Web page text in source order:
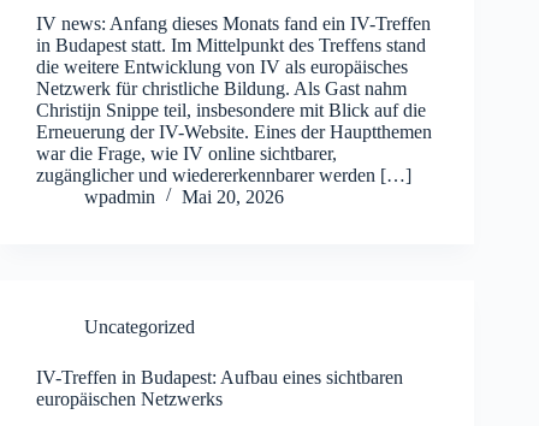
IV news: Anfang dieses Monats fand ein IV-Treffen
in Budapest statt. Im Mittelpunkt des Treffens stand
die weitere Entwicklung von IV als europäisches
Netzwerk für christliche Bildung. Als Gast nahm
Christijn Snippe teil, insbesondere mit Blick auf die
Erneuerung der IV-Website. Eines der Hauptthemen
war die Frage, wie IV online sichtbarer,
zugänglicher und wiedererkennbarer werden […]
wpadmin
Mai 20, 2026
Uncategorized
IV-Treffen in Budapest: Aufbau eines sichtbaren
europäischen Netzwerks